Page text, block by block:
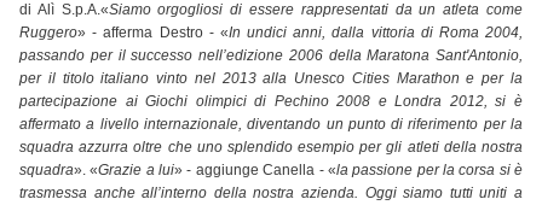
di Alì S.p.A.«Siamo orgogliosi di essere rappresentati da un atleta come
Ruggero» - afferma Destro - «In undici anni, dalla vittoria di Roma 2004,
passando per il successo nell’edizione 2006 della Maratona Sant'Antonio,
per il titolo italiano vinto nel 2013 alla Unesco Cities Marathon e per la
partecipazione ai Giochi olimpici di Pechino 2008 e Londra 2012, si è
affermato a livello internazionale, diventando un punto di riferimento per la
squadra azzurra oltre che uno splendido esempio per gli atleti della nostra
squadra». «Grazie a lui» - aggiunge Canella - «la passione per la corsa si è
trasmessa anche all’interno della nostra azienda. Oggi siamo tutti uniti a